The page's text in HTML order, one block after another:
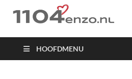
1104 en zo
HOOFDMENU